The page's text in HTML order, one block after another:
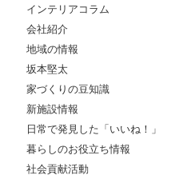
インテリアコラム
会社紹介
地域の情報
坂本堅太
家づくりの豆知識
新施設情報
日常で発見した「いいね！」
暮らしのお役立ち情報
社会貢献活動